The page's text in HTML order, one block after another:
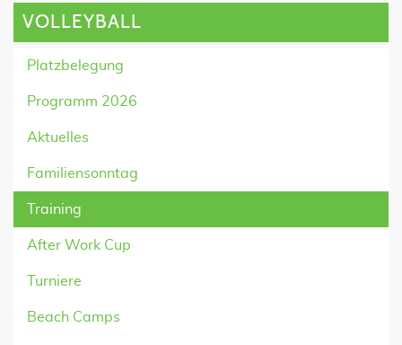
VOLLEYBALL
Platzbelegung
Programm 2026
Aktuelles
Familiensonntag
Training
After Work Cup
Turniere
Beach Camps